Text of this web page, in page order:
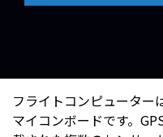
フライトコンピューター
マイコンボードです。